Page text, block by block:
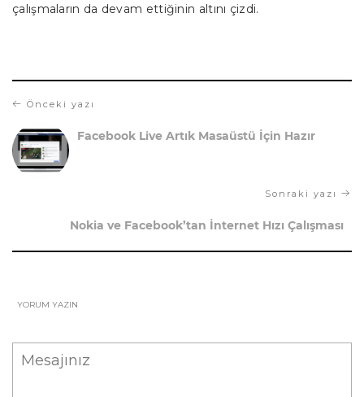
çalışmaların da devam ettiğinin altını çizdi.
Önceki yazı
Facebook Live Artık Masaüstü İçin Hazır
Sonraki yazı
Nokia ve Facebook’tan İnternet Hızı Çalışması
YORUM YAZIN